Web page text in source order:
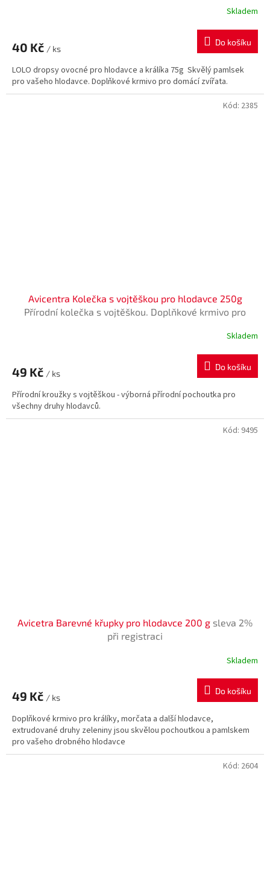
Skladem
40 Kč / ks
Do košíku
LOLO dropsy ovocné pro hlodavce a králíka 75g Skvělý pamlsek
pro vašeho hlodavce. Doplňkové krmivo pro domácí zvířata.
Avicentra Kolečka s vojtěškou pro hlodavce 250g
Přírodní kolečka s vojtěškou. Doplňkové krmivo pro
Skladem
49 Kč / ks
Do košíku
Přírodní kroužky s vojtěškou - výborná přírodní pochoutka pro
všechny druhy hlodavců.
Kód: 2385
Avicetra Barevné křupky pro hlodavce 200 g sleva 2%
při registraci
Skladem
49 Kč / ks
Do košíku
Doplňkové krmivo pro králíky, morčata a další hlodavce,
extrudované druhy zeleniny jsou skvělou pochoutkou a pamlskem
pro vašeho drobného hlodavce
Kód: 9495
Kód: 2604